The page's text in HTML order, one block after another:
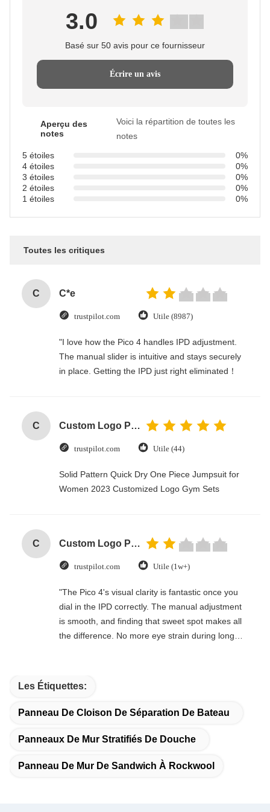
3.0
Basé sur 50 avis pour ce fournisseur
Écrire un avis
Aperçu des
notes
Voici la répartition de toutes les
notes
5 étoiles
0%
4 étoiles
0%
3 étoiles
0%
2 étoiles
0%
1 étoiles
0%
Toutes les critiques
C C*e
trustpilot.com Utile (8987)
"I love how the Pico 4 handles IPD adjustment.
The manual slider is intuitive and stays securely
in place. Getting the IPD just right eliminated！
C Custom Logo Paper Cardboard Packing Folding White / Black / Rose Gold Luxury Magnetic Gift Box with Ribbon Closure
trustpilot.com Utile (44)
Solid Pattern Quick Dry One Piece Jumpsuit for
Women 2023 Customized Logo Gym Sets
C Custom Logo Paper Cardboard Packing Folding White / Black / Rose Gold Luxury Magnetic Gift Box with Ribbon Closure
trustpilot.com Utile (1w+)
"The Pico 4's visual clarity is fantastic once you
dial in the IPD correctly. The manual adjustment
is smooth, and finding that sweet spot makes all
the difference. No more eye strain during long
sweet spot makes all the difference. No more eye
taking the time to set it up properly!""The Pico 4's
correctly. The manual adjustment is smooth, and
Les Étiquettes:
Panneau De Cloison De Séparation De Bateau
Panneaux De Mur Stratifiés De Douche
Panneau De Mur De Sandwich À Rockwool